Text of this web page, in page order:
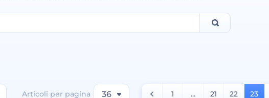
Articoli per pagina 36 1 ... 21 22 23